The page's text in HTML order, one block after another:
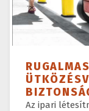
RUGALMAS
Az ipari